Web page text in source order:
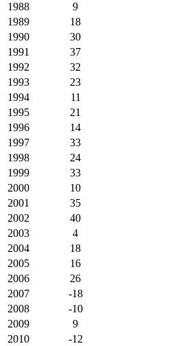
1988
9
1989
18
1990
30
1991
37
1992
32
1993
23
1994
11
1995
21
1996
14
1997
33
1998
24
1999
33
2000
10
2001
35
2002
40
2003
4
2004
18
2005
16
2006
26
2007
-18
2008
-10
2009
9
2010
-12